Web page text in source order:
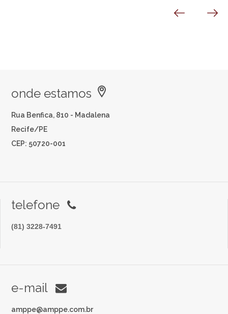
onde estamos
Rua Benfica, 810 - Madalena
Recife/PE
CEP: 50720-001
telefone
(81) 3228-7491
e-mail
amppe@amppe.com.br